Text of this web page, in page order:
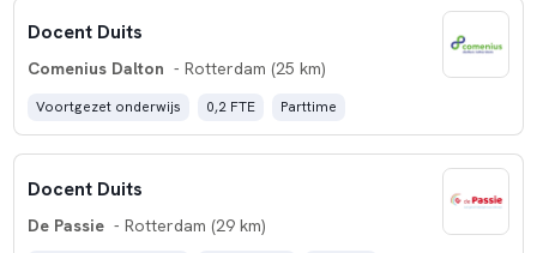
Docent Duits
Comenius Dalton - Rotterdam (25 km)
Voortgezet onderwijs 0,2 FTE Parttime
Docent Duits
De Passie - Rotterdam (29 km)